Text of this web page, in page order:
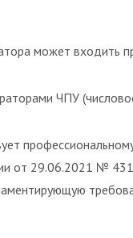
может входить
ЧПУ
от 29.06.2021 №